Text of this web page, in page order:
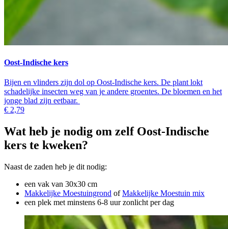
Oost-Indische kers
Bijen en vlinders zijn dol op Oost-Indische kers. De plant lokt
schadelijke insecten weg van je andere groentes. De bloemen en het
jonge blad zijn eetbaar.
€ 2,79
Wat heb je nodig om zelf Oost-Indische
kers te kweken?
Naast de zaden heb je dit nodig:
een vak van 30x30 cm
Makkelijke Moestuingrond ofMakkelijke Moestuin mix
een plek met minstens 6-8 uur zonlicht per dag